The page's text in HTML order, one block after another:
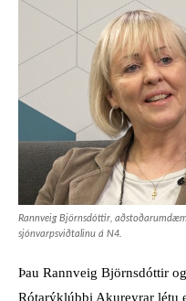
Rannveig Björnsdóttir,
sjónvarpsviðtalinu á N4.
Þau Rannveig Björnsdóttir
Rótarýklúbbi Akureyrar